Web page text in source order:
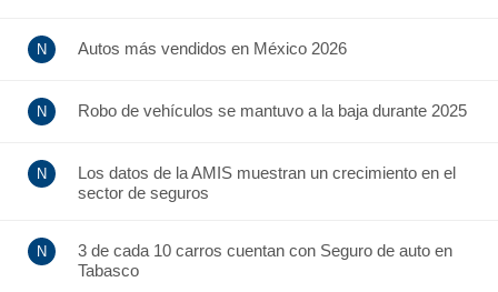
Autos más vendidos en México 2026
Robo de vehículos se mantuvo a la baja durante 2025
Los datos de la AMIS muestran un crecimiento en el
sector de seguros
3 de cada 10 carros cuentan con Seguro de auto en
Tabasco